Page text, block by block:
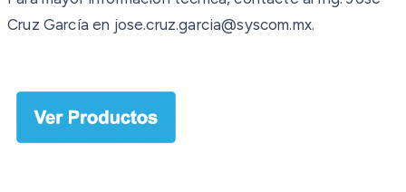
Cruz García en jose.cruz.garcia@syscom.mx.